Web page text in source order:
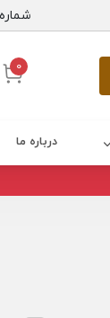
شماره
0
درباره ما